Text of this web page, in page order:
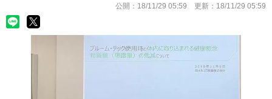
公開： 18/11/29 05:59 更新： 18/11/29 05:59